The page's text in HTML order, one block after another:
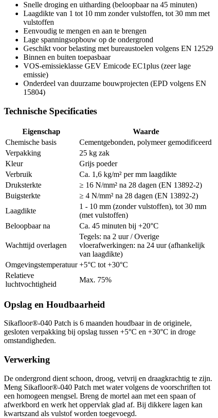
Snelle droging en uitharding (beloopbaar na 45 minuten)
Laagdikte van 1 tot 10 mm zonder vulstoffen, tot 30 mm met
vulstoffen
Eenvoudig te mengen en aan te brengen
Lage spanningsopbouw op de ondergrond
Geschikt voor belasting met bureaustoelen volgens EN 12529
Binnen en buiten toepasbaar
VOS-emissieklasse GEV Emicode EC1plus (zeer lage
emissie)
Onderdeel van duurzame bouwprojecten (EPD volgens EN
15804)
Technische Specificaties
Eigenschap
Waarde
Chemische basis
Cementgebonden, polymeer gemodificeerd
Verpakking
25 kg zak
Kleur
Grijs poeder
Verbruik
Ca. 1,6 kg/m² per mm laagdikte
Druksterkte
≥ 16 N/mm² na 28 dagen (EN 13892-2)
Buigsterkte
≥ 4 N/mm² na 28 dagen (EN 13892-2)
Laagdikte
1 - 10 mm (zonder vulstoffen), tot 30 mm
(met vulstoffen)
Beloopbaar na
Ca. 45 minuten bij +20°C
Wachttijd overlagen
Tegels: na 2 uur / Overige
vloerafwerkingen: na 24 uur (afhankelijk
van laagdikte)
Omgevingstemperatuur +5°C tot +30°C
Relatieve
luchtvochtigheid
Max. 75%
Opslag en Houdbaarheid
Sikafloor®-040 Patch is 6 maanden houdbaar in de originele,
gesloten verpakking bij opslag tussen +5°C en +30°C in droge
omstandigheden.
Verwerking
De ondergrond dient schoon, droog, vetvrij en draagkrachtig te zijn.
Meng Sikafloor®-040 Patch met water volgens de voorschriften tot
een homogeen mengsel. Breng de mortel aan met een spaan of
afwerkbord en werk het oppervlak glad af. Bij dikkere lagen kan
kwartszand als vulstof worden toegevoegd.